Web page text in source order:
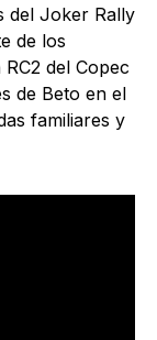
del Joker Rally
de los
del Copec
de Beto en el
familiares y